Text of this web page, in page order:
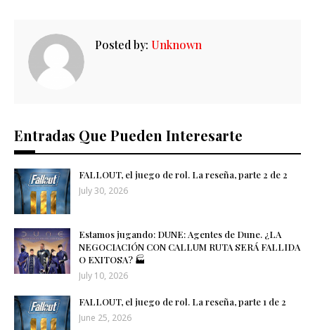
Posted by: Unknown
Entradas Que Pueden Interesarte
FALLOUT, el juego de rol. La reseña, parte 2 de 2
July 30, 2026
Estamos jugando: DUNE: Agentes de Dune. ¿LA
NEGOCIACIÓN CON CALLUM RUTA SERÁ FALLIDA
O EXITOSA? 🏭​
July 10, 2026
FALLOUT, el juego de rol. La reseña, parte 1 de 2
June 25, 2026